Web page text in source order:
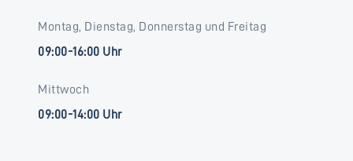
Montag, Dienstag, Donnerstag und Freitag
09:00-16:00 Uhr
Mittwoch
09:00-14:00 Uhr